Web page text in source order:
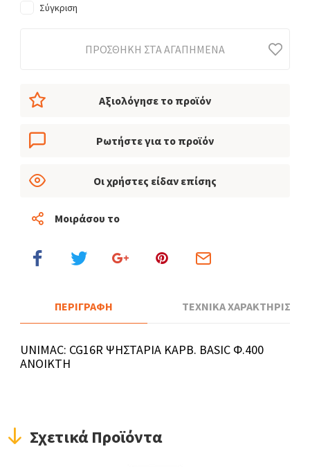
Αξιολόγησε το προϊόν
Ρωτήστε για το προϊόν
Οι χρήστες είδαν επίσης
Μοιράσου το
Σύγκριση
ΠΡΟΣΘΉΚΗ ΣΤΑ ΑΓΑΠΗΜΈΝΑ
ΠΕΡΙΓΡΑΦΗ ΤΕΧΝΙΚΑ
UNIMAC: CG16R ΨΗΣΤΑΡΙΑ ΚΑΡΒ. BASIC Φ.400
ΑΝΟΙΚΤΗ
Σχετικά Προϊόντα